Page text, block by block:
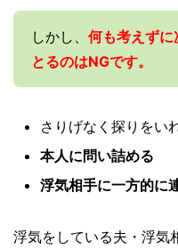
しかし、 何も考えず
とるのはNGです。
さりげなく探りをい
本人に問い詰める
浮気相手に一方的に
浮気をしている夫・浮気